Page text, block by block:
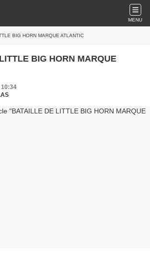
MENU
BIG HORN MARQUE ATLANTIC
BIG HORN MARQUE
10:34